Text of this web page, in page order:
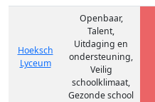
Hoeksch
Lyceum
Openbaar,
Talent,
Uitdaging en
ondersteuning,
Veilig
schoolklimaat,
Gezonde school